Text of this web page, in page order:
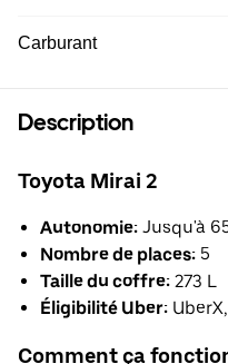
Carburant
Description
Toyota Mirai 2
Autonomie: Jusqu'à
Nombre de places: 5
Taille du coffre: 273 L
Éligibilité Uber:
Comment ça